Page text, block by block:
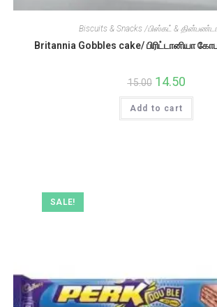
Biscuits & Snacks /பிஸ்கட் &
Britannia Gobbles cake/ பிரிட்டானியா
15.00 Original
price
was:
₹15.00.
14.50Current
is:
Add to cart
SALE!